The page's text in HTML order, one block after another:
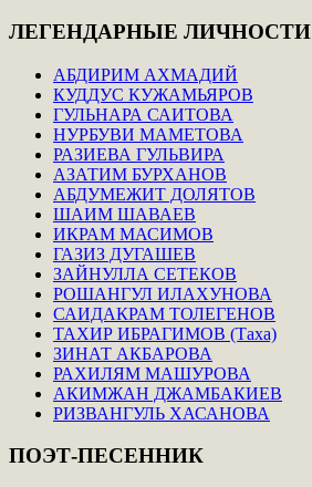
ЛЕГЕНДАРНЫЕ ЛИЧНОСТИ
АБДИРИМ АХМАДИЙ
КУДДУС КУЖАМЬЯРОВ
ГУЛЬНАРА САИТОВА
НУРБУВИ МАМЕТОВА
РАЗИЕВА ГУЛЬВИРА
АЗАТИМ БУРХАНОВ
АБДУМЕЖИТ ДОЛЯТОВ
ШАИМ ШАВАЕВ
ИКРАМ МАСИМОВ
ГАЗИЗ ДУГАШЕВ
ЗАЙНУЛЛА СЕТЕКОВ
РОШАНГУЛ ИЛАХУНОВА
САИДАКРАМ ТОЛЕГЕНОВ
ТАХИР ИБРАГИМОВ (Таха)
ЗИНАТ АКБАРОВА
РАХИЛЯМ МАШУРОВА
АКИМЖАН ДЖАМБАКИЕВ
РИЗВАНГУЛЬ ХАСАНОВА
ПОЭТ-ПЕСЕННИК